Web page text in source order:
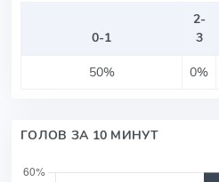
0-1
2-
3
50%
0%
ГОЛОВ ЗА 10 МИНУТ